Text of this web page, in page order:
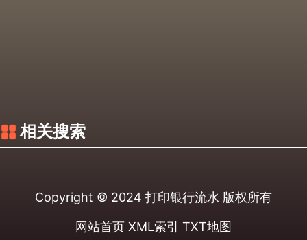
相关搜索
Copyright © 2024 打印银行流水 版权所有
网站首页 XML索引 TXT地图